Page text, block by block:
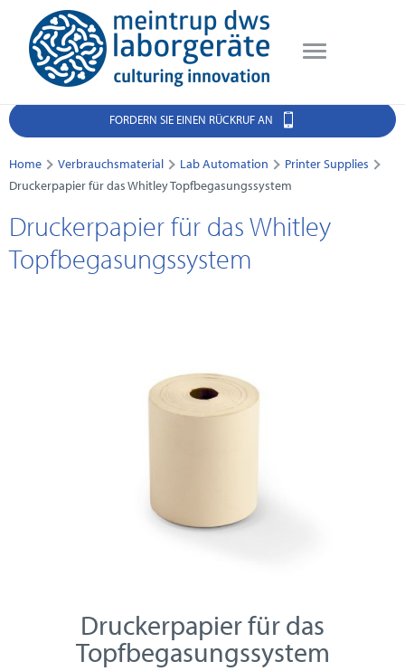
FORDERN SIE EINEN RÜCKRUF AN
Home Verbrauchsmaterial Lab Automation
Printer Supplies
Druckerpapier für das Whitley Topfbegasungssystem
Druckerpapier für das Whitley
Topfbegasungssystem
Druckerpapier für das
Topfbegasungssystem